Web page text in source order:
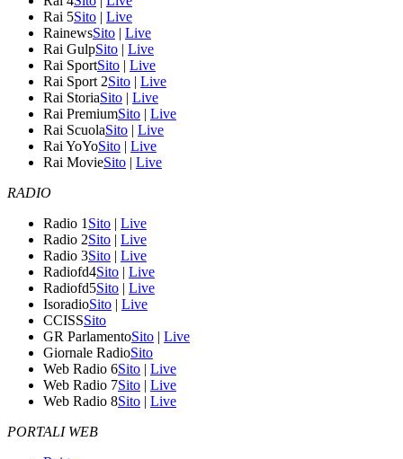
Rai 5Sito | Live
RainewsSito | Live
Rai GulpSito | Live
Rai SportSito | Live
Rai Sport 2Sito | Live
Rai StoriaSito | Live
Rai PremiumSito | Live
Rai ScuolaSito | Live
Rai YoYoSito | Live
Rai MovieSito | Live
RADIO
Radio 1 Sito | Live
Radio 2Sito | Live
Radio 3Sito | Live
Radiofd4Sito | Live
Radiofd5Sito | Live
IsoradioSito | Live
CCISSSito
GR ParlamentoSito | Live
Giornale RadioSito
Web Radio 6Sito | Live
Web Radio 7Sito | Live
Web Radio 8Sito | Live
PORTALI WEB